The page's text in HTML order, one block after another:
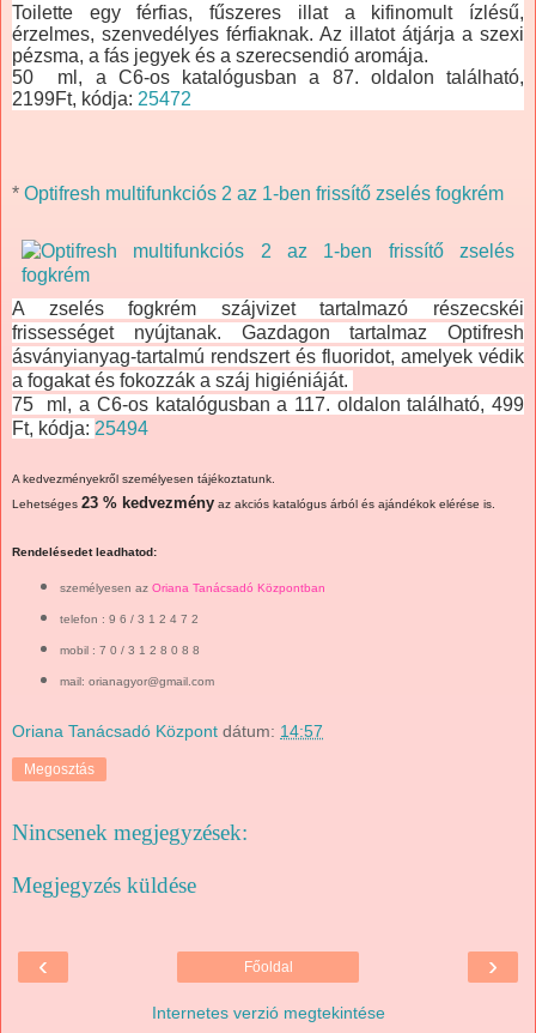
Toilette egy férfias, fűszeres illat a kifinomult ízlésű,
érzelmes, szenvedélyes férfiaknak. Az illatot átjárja a szexi
pézsma, a fás jegyek és a szerecsendió aromája.
50 ml, a C6-os katalógusban a 87. oldalon található,
2199Ft, kódja: 25472
* Optifresh multifunkciós 2 az 1-ben frissítő zselés fogkrém
A zselés fogkrém szájvizet tartalmazó részecskéi
frissességet nyújtanak. Gazdagon tartalmaz Optifresh
ásványianyag-tartalmú rendszert és fluoridot, amelyek védik
a fogakat és fokozzák a száj higiéniáját.
75 ml, a C6-os katalógusban a 117. oldalon található, 499
Ft, kódja: 25494
A kedvezményekről személyesen tájékoztatunk.
Lehetséges 23 % kedvezmény az akciós katalógus árból és ajándékok elérése is.
Rendelésedet leadhatod:
személyesen az Oriana Tanácsadó Központban
telefon : 9 6 / 3 1 2 4 7 2
mobil : 7 0 / 3 1 2 8 0 8 8
mail: orianagyor@gmail.com
Oriana Tanácsadó Központ dátum: 14:57
Megosztás
Nincsenek megjegyzések:
Megjegyzés küldése
‹ ›
Főoldal
Internetes verzió megtekintése